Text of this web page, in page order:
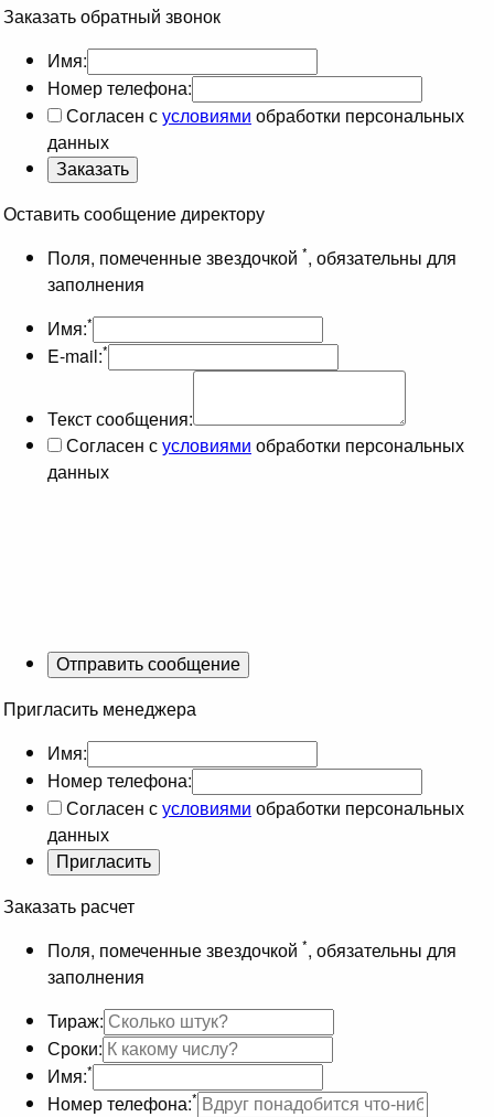
Заказать обратный звонок
Имя:
Номер телефона:
Согласен сусловиями обработки персональных
данных
Оставить сообщение директору
Поля, помеченные звездочкой *, обязательны для
заполнения
Имя:*
E-mail:*
Текст сообщения:
Согласен сусловиями обработки персональных
данных
Пригласить менеджера
Имя:
Номер телефона:
Согласен сусловиями обработки персональных
данных
Заказать расчет
Поля, помеченные звездочкой *, обязательны для
заполнения
Тираж:
Сроки:
Имя:*
Номер телефона:*